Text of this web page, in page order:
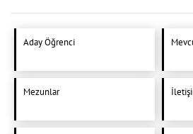
Aday Öğrenci
Mezunlar